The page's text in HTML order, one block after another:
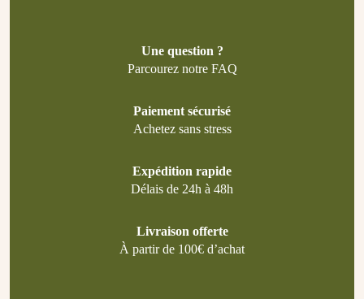
Une question ?
Parcourez notre FAQ
Paiement sécurisé
Achetez sans stress
Expédition rapide
Délais de 24h à 48h
Livraison offerte
À partir de 100€ d’achat